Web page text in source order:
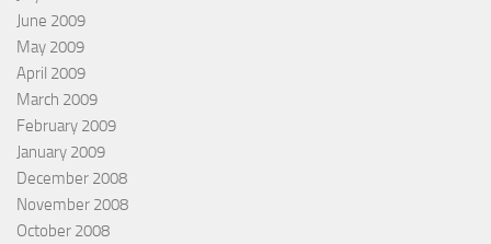
June 2009
May 2009
April 2009
March 2009
February 2009
January 2009
December 2008
November 2008
October 2008